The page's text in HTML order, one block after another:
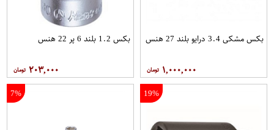
بکس مشکی 3.4 درایو بلند 27 هنس
۱,۰۰۰,۰۰۰
بکس 1.2 بلند 6 پر 22 هنس
۲۰۳,۰۰۰
19%
7%